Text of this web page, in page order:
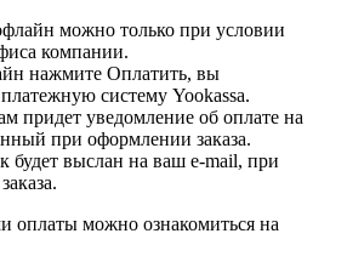
можно только при условии
компании.
нажмите Оплатить, вы
систему Yookassa.
придет уведомление об оплате на
при оформлении заказа.
будет выслан на ваш e-mail, при
оплаты можно ознакомиться на